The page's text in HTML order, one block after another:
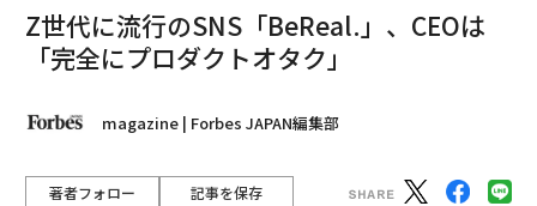
Z世代に流行のSNS「BeReal.」、CEOは
「完全にプロダクトオタク」
magazine | Forbes JAPAN編集部
著者フォロー 記事を保存